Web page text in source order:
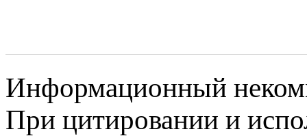
Информационный
При цитировании и